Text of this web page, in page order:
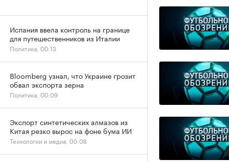
Испания ввела контроль на границе
для путешественников из Италии
Политика, 00:13
Bloomberg узнал, что Украине грозит
обвал экспорта зерна
Политика, 00:09
Экспорт синтетических алмазов из
Китая резко вырос на фоне бума ИИ
Технологии и медиа, 00:08